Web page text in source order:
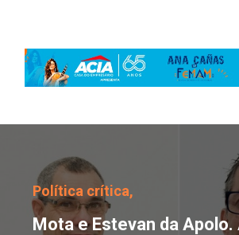
Mota e
Política crítica,
Mota e Estevan da